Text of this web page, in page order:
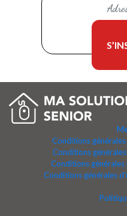
Conditions
Conditions
Conditions
Conditions générales